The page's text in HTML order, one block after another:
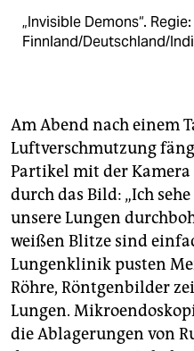
„Invisible Demons“.
Finnland/Deutschland/
Am Abend nach einem
Luftverschmutzung
Partikel mit der Kamera
durch das Bild: „Ich
unsere Lungen
weißen Blitze sind
Lungenklinik pusten
Röhre, Röntgenbilder
Lungen.
die Ablagerungen von